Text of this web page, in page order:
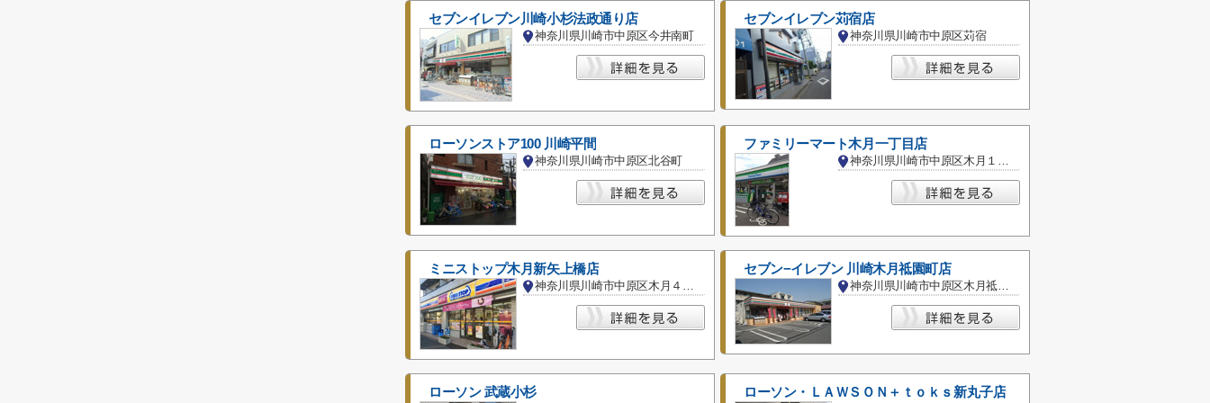
セブンイレブン川崎小杉法政通り店
神奈川県川崎市中原区今井南町
セブンイレブン苅宿店
神奈川県川崎市中原区苅宿
ローソンストア100 川崎平間
神奈川県川崎市中原区北谷町
ファミリーマート木月一丁目店
神奈川県川崎市中原区木月１丁目
ミニストップ木月新矢上橋店
神奈川県川崎市中原区木月４丁目
セブン−イレブン 川崎木月祗園町店
神奈川県川崎市中原区木月祗園町
ローソン 武蔵小杉 ローソン・ＬＡＷＳＯＮ＋ｔｏｋｓ新丸子店